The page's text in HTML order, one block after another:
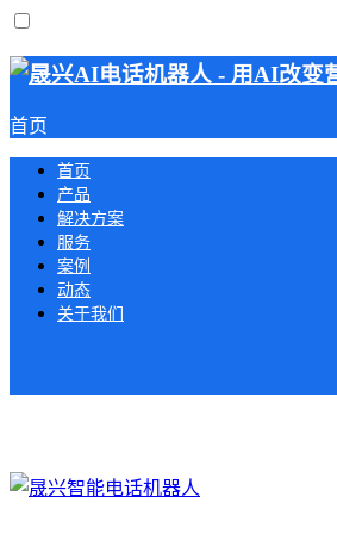
首页
首页
产品
解决方案
服务
案例
动态
关于我们